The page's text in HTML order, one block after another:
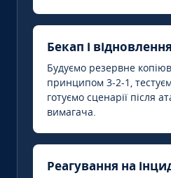
Бекап і відновлення
Будуємо резервне
принципом 3-2-1,
готуємо сценарії після
вимагача.
Реагування на